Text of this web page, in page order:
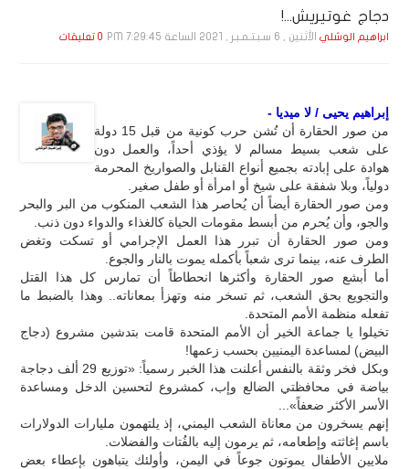
دجاج غوتيريش...!
ابراهيم الوشلي الأثنين , 6 سـبـتـمـبـر , 2021 الساعة 7:29:45 PM 0 تعليقات
إبراهيم يحيى / لا ميديا -
من صور الحقارة أن تُشن حرب كونية من قبل 15 دولة
على شعب بسيط مسالم لا يؤذي أحداً، والعمل دون
هوادة على إبادته بجميع أنواع القنابل والصواريخ المحرمة
دولياً، وبلا شفقة على شيخ أو امرأة أو طفل صغير.
ومن صور الحقارة أيضاً أن يُحاصر هذا الشعب المنكوب من البر والبحر
والجو، وأن يُحرم من أبسط مقومات الحياة كالغذاء والدواء دون ذنب.
ومن صور الحقارة أن تبرر هذا العمل الإجرامي أو تسكت وتغض
الطرف عنه، بينما ترى شعباً بأكمله يموت بالنار والجوع.
أما أبشع صور الحقارة وأكثرها انحطاطاً أن تمارس كل هذا القتل
والتجويع بحق الشعب، ثم تسخر منه وتهزأ بمعاناته.. وهذا بالضبط ما
تفعله منظمة الأمم المتحدة.
تخيلوا يا جماعة الخير أن الأمم المتحدة قامت بتدشين مشروع (دجاج
البيض) لمساعدة اليمنيين بحسب زعمها!
وبكل فخر وثقة بالنفس أعلنت هذا الخبر رسمياً: «توزيع 29 ألف دجاجة
بياضة في محافظتي الضالع وإب، كمشروع لتحسين الدخل ومساعدة
الأسر الأكثر ضعفاً»...
إنهم يسخرون من معاناة الشعب اليمني، إذ يلتهمون مليارات الدولارات
باسم إغاثته وإطعامه، ثم يرمون إليه بالفُتات والفضلات.
ملايين الأطفال يموتون جوعاً في اليمن، وأولئك يتباهون بإعطاء بعض